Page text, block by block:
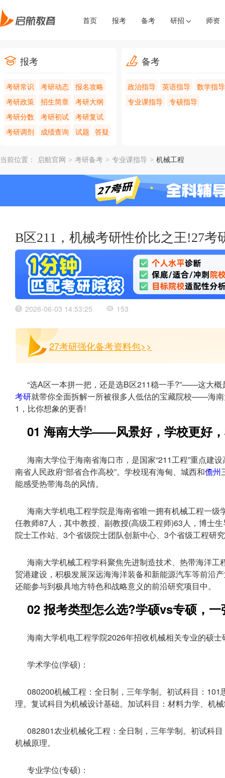
首页 报考 备考 研招 师资
报考
考研常识 考研动态
报名攻略
考研政策
招生简章
考研大纲
考研分数
考研初试
考研复试
考研调剂
成绩查询 试题 答疑
备考
政治指导 英语指导
数学指导
专业课指导
专硕指导
当前位置： 启航官网 > 考研备考 > 专业课指导 > 机械工程
B区211，机械考研性价比之王!27
2026-06-03 14:53:25 153
27考研强化备考资料包>>
“选A区一本拼一把，还是选B区211稳一手?”——这大
考研就带你全面拆解一所被很多人低估的宝藏院校——海
1，比你想象的更香!
01 海南大学——风景好，学校更好
海南大学位于海南省海口市，是国家“211工程”重点建
南省人民政府“部省合作高校”。学校现有海甸、城西和儋州
能感受热带海岛的风情。
海南大学机电工程学院是海南省唯一拥有机械工程一
任教师87人，其中教授、副教授(高级工程师)63人，博士
院士工作站、3个省级院士团队创新中心、3个省级工程研
海南大学机械工程学科聚焦先进制造技术、热带海洋
贸港建设，积极发展深远海海洋装备和新能源汽车等前沿
还能参与到极具地方特色和战略意义的前沿研究项目中。
02 报考类型怎么选?学硕vs专硕，
海南大学机电工程学院2026年招收机械相关专业的硕
学术学位(学硕)：
080200机械工程：全日制，三年学制。初试科目：
理。复试科目为机械设计基础。加试科目：材料力学、机
082801农业机械化工程：全日制，三年学制。初试科
机械原理。
专业学位(专硕)：